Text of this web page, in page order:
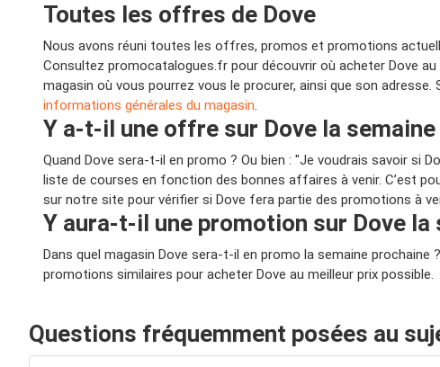
Toutes les offres de Dove
Nous avons réuni toutes les offres, promos et promotions
Consultez promocatalogues.fr pour découvrir où acheter Dove
magasin où vous pourrez vous le procurer, ainsi que son
informations générales du magasin.
Y a-t-il une offre sur Dove la
Quand Dove sera-t-il en promo ? Ou bien : "Je voudrais savoir si
liste de courses en fonction des bonnes affaires à venir. C’est
sur notre site pour vérifier si Dove fera partie des promotions à
Y aura-t-il une promotion sur Dove la
Dans quel magasin Dove sera-t-il en promo la semaine
promotions similaires pour acheter Dove au meilleur prix possible.
Questions fréquemment posées au